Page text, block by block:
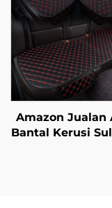
Lemas
Amazon Jualan
Bantal Kerusi